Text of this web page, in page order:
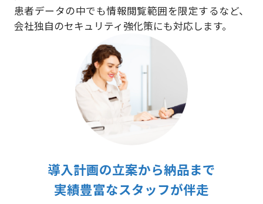
患者データの中でも情報閲覧範囲を限定するなど、
会社独自のセキュリティ強化策にも対応します。
導入計画の立案から納品まで
実績豊富なスタッフが伴走